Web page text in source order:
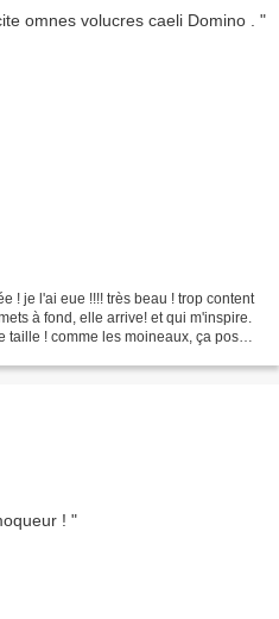
! je l'ai eue !!!! très beau ! trop content
à fond, elle arrive! et qui m'inspire.
taille ! comme les moineaux, ça pose